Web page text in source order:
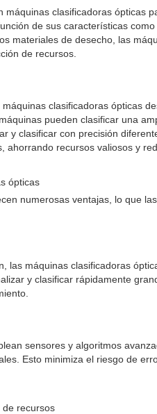
máquinas clasificadoras ópticas
de sus características
materiales de desecho, las
de recursos.
clasificadoras ópticas
pueden clasificar una
y clasificar con precisión
ahorrando recursos valiosos y
ópticas
numerosas ventajas, lo que
las máquinas clasificadoras
y clasificar rápidamente
sensores y algoritmos
Esto minimiza el riesgo de
de recursos